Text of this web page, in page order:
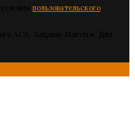
пользовательского